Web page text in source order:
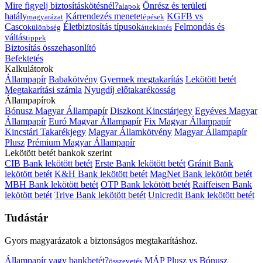
Mire figyelj biztosításkötésnél?alapok Önrész és területi
hatálymagyarázat Kárrendezés menetelépések KGFB vs
Cascokülönbség Életbiztosítás típusokáttekintés Felmondás és
váltástippek
Biztosítás összehasonlító
Befektetés
Kalkulátorok
Állampapír Babakötvény Gyermek megtakarítás Lekötött betét
Megtakarítási számla Nyugdíj előtakarékosság
Állampapírok
Bónusz Magyar Állampapír Diszkont Kincstárjegy Egyéves Magyar
Állampapír Euró Magyar Állampapír Fix Magyar Állampapír
Kincstári Takarékjegy Magyar Államkötvény Magyar Állampapír
Plusz Prémium Magyar Állampapír
Lekötött betét bankok szerint
CIB Bank lekötött betét Erste Bank lekötött betét Gránit Bank
lekötött betét K&H Bank lekötött betét MagNet Bank lekötött betét
MBH Bank lekötött betét OTP Bank lekötött betét Raiffeisen Bank
lekötött betét Trive Bank lekötött betét Unicredit Bank lekötött betét
Tudástár
Gyors magyarázatok a biztonságos megtakarításhoz.
Állampapír vagy bankbetét?összevetés MÁP Plusz vs Bónusz